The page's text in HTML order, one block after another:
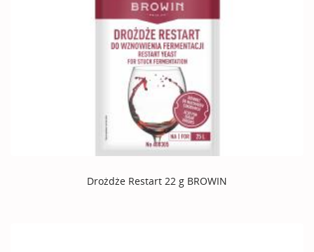
Drożdże Restart 22 g BROWIN